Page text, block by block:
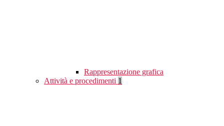
Rappresentazione grafica
Attività e procedimenti 1